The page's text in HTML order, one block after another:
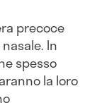
precoce
nasale. In
spesso
la loro